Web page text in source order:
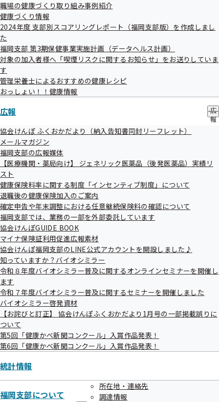
ュ
職場の健康づくり取り組み事例紹介
健康づくり情報
2024年度 支部別スコアリングレポート（福岡支部版）を作成しまし
た
福岡支部 第3期保健事業実施計画（データヘルス計画）
対象の加入者様へ「喫煙リスクに関するお知らせ」をお送りしていま
す
管理栄養士によるおすすめの健康レシピ
おっしょい！！健康情報
広報
広
報
ニ
協会けんぽ ふくおかだより（納入告知書同封リーフレット）
メールマガジン
福岡支部の広報媒体
【医療機関・薬局向け】 ジェネリック医薬品（後発医薬品）実績リ
スト
健康保険料率に関する制度「インセンティブ制度」について
退職後の健康保険加入のご案内
確定申告や年末調整における任意継続保険料の確認について
福岡支部では、業務の一部を外部委託しています
協会けんぽGUIDE BOOK
マイナ保険証利用促進広報素材
協会けんぽ福岡支部のLINE公式アカウントを開設しました♪
知っていますか？バイオシミラー
令和８年度バイオシミラー普及に関するオンラインセミナーを開催し
ます
令和７年度バイオシミラー普及に関するセミナーを開催しました
バイオシミラー啓発資材
【お詫びと訂正】 協会けんぽふくおかだより1月号の一部掲載誤りに
ついて
第5回「健康かべ新聞コンクール」入賞作品発表！
第6回「健康かべ新聞コンクール」入賞作品発表！
統計情報
福岡支部について
所在地・連絡先
調達情報
議題については変更となる場合がございます。
担当
全国健康保険協会福岡支部 事務局
担当者 柴田（シバタ）・髙尾（タカオ）
電話092-477-7252
FAX 092-477-7297
関連情報
令和7年度 第3回福岡支部評議会
令和08年01月13日開催
開催案内
資料
議事録
令和07年度